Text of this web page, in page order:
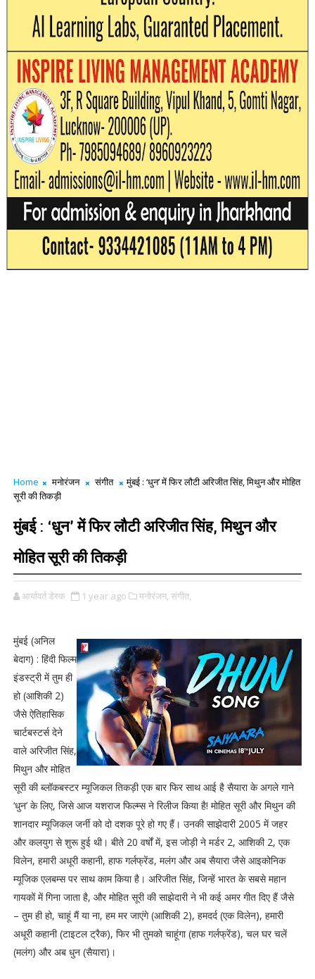
Home मनोरंजन संगीत
मुंबई : ‘धुन’ में फिर लौटी अरिजीत सिंह, मिथुन और मोहित
सूरी की तिकड़ी
मुंबई : ‘धुन’ में फिर लौटी अरिजीत सिंह, मिथुन और
मोहित सूरी की तिकड़ी
आर्यावर्त डेस्क 1 year ago मनोरंजन, संगीत,
मुंबई (अनिल
बेदाग) : हिंदी फिल्म
इंडस्ट्री में तुम ही
हो (आशिकी 2)
जैसे ऐतिहासिक
चार्टबस्टर्स देने
वाले अरिजीत सिंह,
मिथुन और मोहित
सूरी की ब्लॉकबस्टर म्यूजिकल तिकड़ी एक बार फिर साथ आई है सैयारा के अगले गाने
‘धुन’ के लिए, जिसे आज यशराज फिल्म्स ने रिलीज किया है! मोहित सूरी और मिथुन की
शानदार म्यूजिकल जर्नी को दो दशक पूरे हो गए हैं। उनकी साझेदारी 2005 में जहर
और कलयुग से शुरू हुई थी। बीते 20 वर्षों में, इस जोड़ी ने मर्डर 2, आशिकी 2, एक
विलेन, हमारी अधूरी कहानी, हाफ गर्लफ्रेंड, मलंग और अब सैयारा जैसे आइकोनिक
म्यूजिक एलबम्स पर साथ काम किया है। अरिजीत सिंह, जिन्हें भारत के सबसे महान
गायकों में गिना जाता है, और मोहित सूरी की साझेदारी ने भी कई अमर गीत दिए हैं जैसे
– तुम ही हो, चाहूं मैं या ना, हम मर जाएंगे (आशिकी 2), हमदर्द (एक विलेन), हमारी
अधूरी कहानी (टाइटल ट्रैक), फिर भी तुमको चाहूंगा (हाफ गर्लफ्रेंड), चल घर चलें
(मलंग) और अब धुन (सैयारा)।